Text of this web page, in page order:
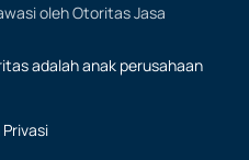
oleh Otoritas Jasa
adalah anak perusahaan